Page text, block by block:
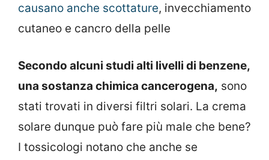
causano anche scottature, invecchiamento
cutaneo e cancro della pelle
Secondo alcuni studi alti livelli di benzene,
una sostanza chimica cancerogena, sono
stati trovati in diversi filtri solari. La crema
solare dunque può fare più male che bene?
I tossicologi notano che anche se